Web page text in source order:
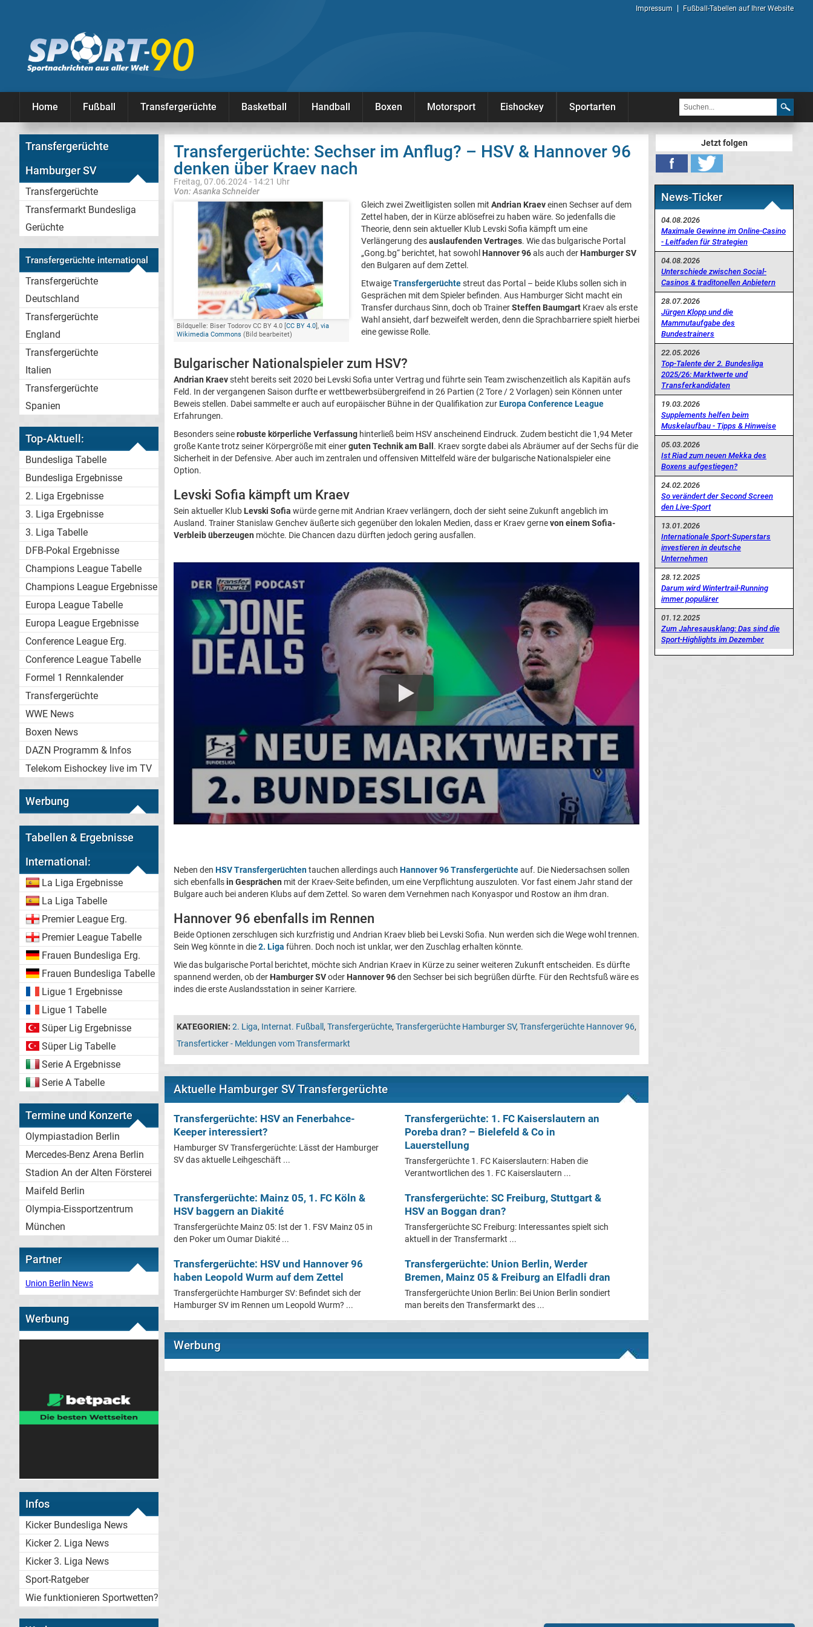
Impressum Fußball-Tabellen auf Ihrer Website
Home Fußball Transfergerüchte Basketball Handball Boxen Motorsport Eishockey Sportarten
Transfergerüchte
Hamburger SV
Transfergerüchte
Transfermarkt Bundesliga
Gerüchte
Transfergerüchte international
Transfergerüchte
Deutschland
Transfergerüchte
England
Transfergerüchte
Italien
Transfergerüchte
Spanien
Top-Aktuell:
Bundesliga Tabelle
Bundesliga Ergebnisse
2. Liga Ergebnisse
3. Liga Ergebnisse
3. Liga Tabelle
DFB-Pokal Ergebnisse
Champions League Tabelle
Champions League Ergebnisse
Europa League Tabelle
Europa League Ergebnisse
Conference League Erg.
Conference League Tabelle
Formel 1 Rennkalender
Transfergerüchte
WWE News
Boxen News
DAZN Programm & Infos
Telekom Eishockey live im TV
Werbung
Tabellen & Ergebnisse
International:
La Liga Ergebnisse
La Liga Tabelle
Premier League Erg.
Premier League Tabelle
Frauen Bundesliga Erg.
Frauen Bundesliga Tabelle
Ligue 1 Ergebnisse
Ligue 1 Tabelle
Süper Lig Ergebnisse
Süper Lig Tabelle
Serie A Ergebnisse
Serie A Tabelle
Termine und Konzerte
Olympiastadion Berlin
Mercedes-Benz Arena Berlin
Stadion An der Alten Försterei
Maifeld Berlin
Olympia-Eissportzentrum
München
Partner
Union Berlin News
Werbung
Infos
Kicker Bundesliga News
Kicker 2. Liga News
Kicker 3. Liga News
Sport-Ratgeber
Wie funktionieren Sportwetten?
Transfergerüchte: Sechser im Anflug? – HSV & Hannover 96
denken über Kraev nach
Freitag, 07.06.2024 - 14:21 Uhr
Von: Asanka Schneider
Bildquelle: Biser Todorov CC BY 4.0 [CC BY 4.0], via
Wikimedia Commons (Bild bearbeitet)
Gleich zwei Zweitligisten sollen mit Andrian Kraeveinen Sechser auf dem
Zettel haben, der in Kürze ablösefrei zu haben wäre. So jedenfalls die
Theorie, denn sein aktueller Klub Levski Sofia kämpft um eine
Verlängerung desauslaufenden Vertrages. Wie das bulgarische Portal
„Gong.bg“ berichtet, hat sowohl Hannover 96als auch der Hamburger SV
den Bulgaren auf dem Zettel.
EtwaigeTransfergerüchtestreut das Portal – beide Klubs sollen sich in
Gesprächen mit dem Spieler befinden. Aus Hamburger Sicht macht ein
Transfer durchaus Sinn, doch ob TrainerSteffen Baumgart Kraev als erste
Wahl ansieht, darf bezweifelt werden, denn die Sprachbarriere spielt hierbei
eine gewisse Rolle.
Bulgarischer Nationalspieler zum HSV?
Andrian Kraevsteht bereits seit 2020 bei Levski Sofia unter Vertrag und führte sein Team zwischenzeitlich als Kapitän aufs
Feld. In der vergangenen Saison durfte er wettbewerbsübergreifend in 26 Partien (2 Tore / 2 Vorlagen) sein Können unter
Beweis stellen. Dabei sammelte er auch auf europäischer Bühne in der Qualifikation zurEuropa Conference League
Erfahrungen.
Besonders seinerobuste körperliche Verfassung hinterließ beim HSV anscheinend Eindruck. Zudem besticht die 1,94 Meter
große Kante trotz seiner Körpergröße mit einerguten Technik am Ball. Kraev sorgte dabei als Abräumer auf der Sechs für die
Sicherheit in der Defensive. Aber auch im zentralen und offensiven Mittelfeld wäre der bulgarische Nationalspieler eine
Option.
Levski Sofia kämpft um Kraev
Sein aktueller Klub Levski Sofia würde gerne mit Andrian Kraev verlängern, doch der sieht seine Zukunft angeblich im
Ausland. Trainer Stanislaw Genchev äußerte sich gegenüber den lokalen Medien, dass er Kraev gernevon einem Sofia-
Verbleib überzeugen möchte. Die Chancen dazu dürften jedoch gering ausfallen.
Neben den HSV Transfergerüchtentauchen allerdings auch Hannover 96 Transfergerüchteauf. Die Niedersachsen sollen
sich ebenfallsin Gesprächen mit der Kraev-Seite befinden, um eine Verpflichtung auszuloten. Vor fast einem Jahr stand der
Bulgare auch bei anderen Klubs auf dem Zettel. So waren dem Vernehmen nach Konyaspor und Rostow an ihm dran.
Hannover 96 ebenfalls im Rennen
Beide Optionen zerschlugen sich kurzfristig und Andrian Kraev blieb bei Levski Sofia. Nun werden sich die Wege wohl trennen.
Sein Weg könnte in die2. Liga führen. Doch noch ist unklar, wer den Zuschlag erhalten könnte.
Wie das bulgarische Portal berichtet, möchte sich Andrian Kraev in Kürze zu seiner weiteren Zukunft entscheiden. Es dürfte
spannend werden, ob der Hamburger SVoder Hannover 96den Sechser bei sich begrüßen dürfte. Für den Rechtsfuß wäre es
indes die erste Auslandsstation in seiner Karriere.
KATEGORIEN: 2. Liga, Internat. Fußball , Transfergerüchte, Transfergerüchte Hamburger SV, Transfergerüchte Hannover 96,
Transferticker - Meldungen vom Transfermarkt
Aktuelle Hamburger SV Transfergerüchte
Transfergerüchte: HSV an Fenerbahce-
Keeper interessiert?
Hamburger SV Transfergerüchte: Lässt der Hamburger
SV das aktuelle Leihgeschäft ...
Transfergerüchte: 1. FC Kaiserslautern an
Poreba dran? – Bielefeld & Co in
Lauerstellung
Transfergerüchte 1. FC Kaiserslautern: Haben die
Verantwortlichen des 1. FC Kaiserslautern ...
Transfergerüchte: Mainz 05, 1. FC Köln &
HSV baggern an Diakité
Transfergerüchte Mainz 05: Ist der 1. FSV Mainz 05 in
den Poker um Oumar Diakité ...
Transfergerüchte: SC Freiburg, Stuttgart &
HSV an Boggan dran?
Transfergerüchte SC Freiburg: Interessantes spielt sich
aktuell in der Transfermarkt ...
Transfergerüchte: HSV und Hannover 96
haben Leopold Wurm auf dem Zettel
Transfergerüchte Hamburger SV: Befindet sich der
Hamburger SV im Rennen um Leopold Wurm? ...
Transfergerüchte: Union Berlin, Werder
Bremen, Mainz 05 & Freiburg an Elfadli dran
Transfergerüchte Union Berlin: Bei Union Berlin sondiert
man bereits den Transfermarkt des ...
Werbung
Jetzt folgen
News-Ticker
04.08.2026
Maximale Gewinne im Online-Casino
- Leitfaden für Strategien
04.08.2026
Unterschiede zwischen Social-
Casinos & traditonellen Anbietern
28.07.2026
Jürgen Klopp und die
Mammutaufgabe des
Bundestrainers
22.05.2026
Top-Talente der 2. Bundesliga
2025/26: Marktwerte und
Transferkandidaten
19.03.2026
Supplements helfen beim
Muskelaufbau - Tipps & Hinweise
05.03.2026
Ist Riad zum neuen Mekka des
Boxens aufgestiegen?
24.02.2026
So verändert der Second Screen
den Live-Sport
13.01.2026
Internationale Sport-Superstars
investieren in deutsche
Unternehmen
28.12.2025
Darum wird Wintertrail-Running
immer populärer
01.12.2025
Zum Jahresausklang: Das sind die
Sport-Highlights im Dezember